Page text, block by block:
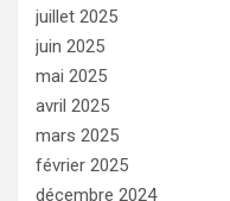
juillet 2025
juin 2025
mai 2025
avril 2025
mars 2025
février 2025
décembre 2024